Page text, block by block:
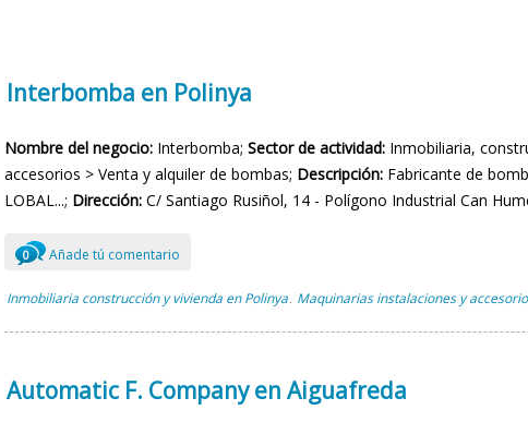
Interbomba en Polinya
Nombre del negocio:Interbomba; Sector de actividad:Inmobiliaria,
accesorios > Venta y alquiler de bombas; Descripción:Fabricante de
LOBAL...; Dirección:C/ Santiago Rusiñol, 14 - Polígono Industrial Can
0 Añade tú comentario
Inmobiliaria construcción y vivienda en Polinya , Maquinarias instalaciones y
Automatic F. Company en Aiguafreda